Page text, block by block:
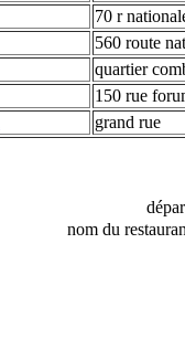
70 r
560 route
quartier
150 rue
grand rue
nom du